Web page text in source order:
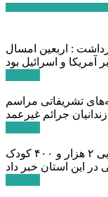
: اربعین امسال
تشریفاتی مراسم
جرائم غیرعمد
مدیر کل بهزیستی استان البرز از شناسایی ۲ هزار و ۴۰۰ کودک